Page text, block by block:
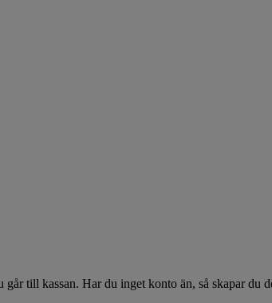
till kassan. Har du inget konto än, så skapar du